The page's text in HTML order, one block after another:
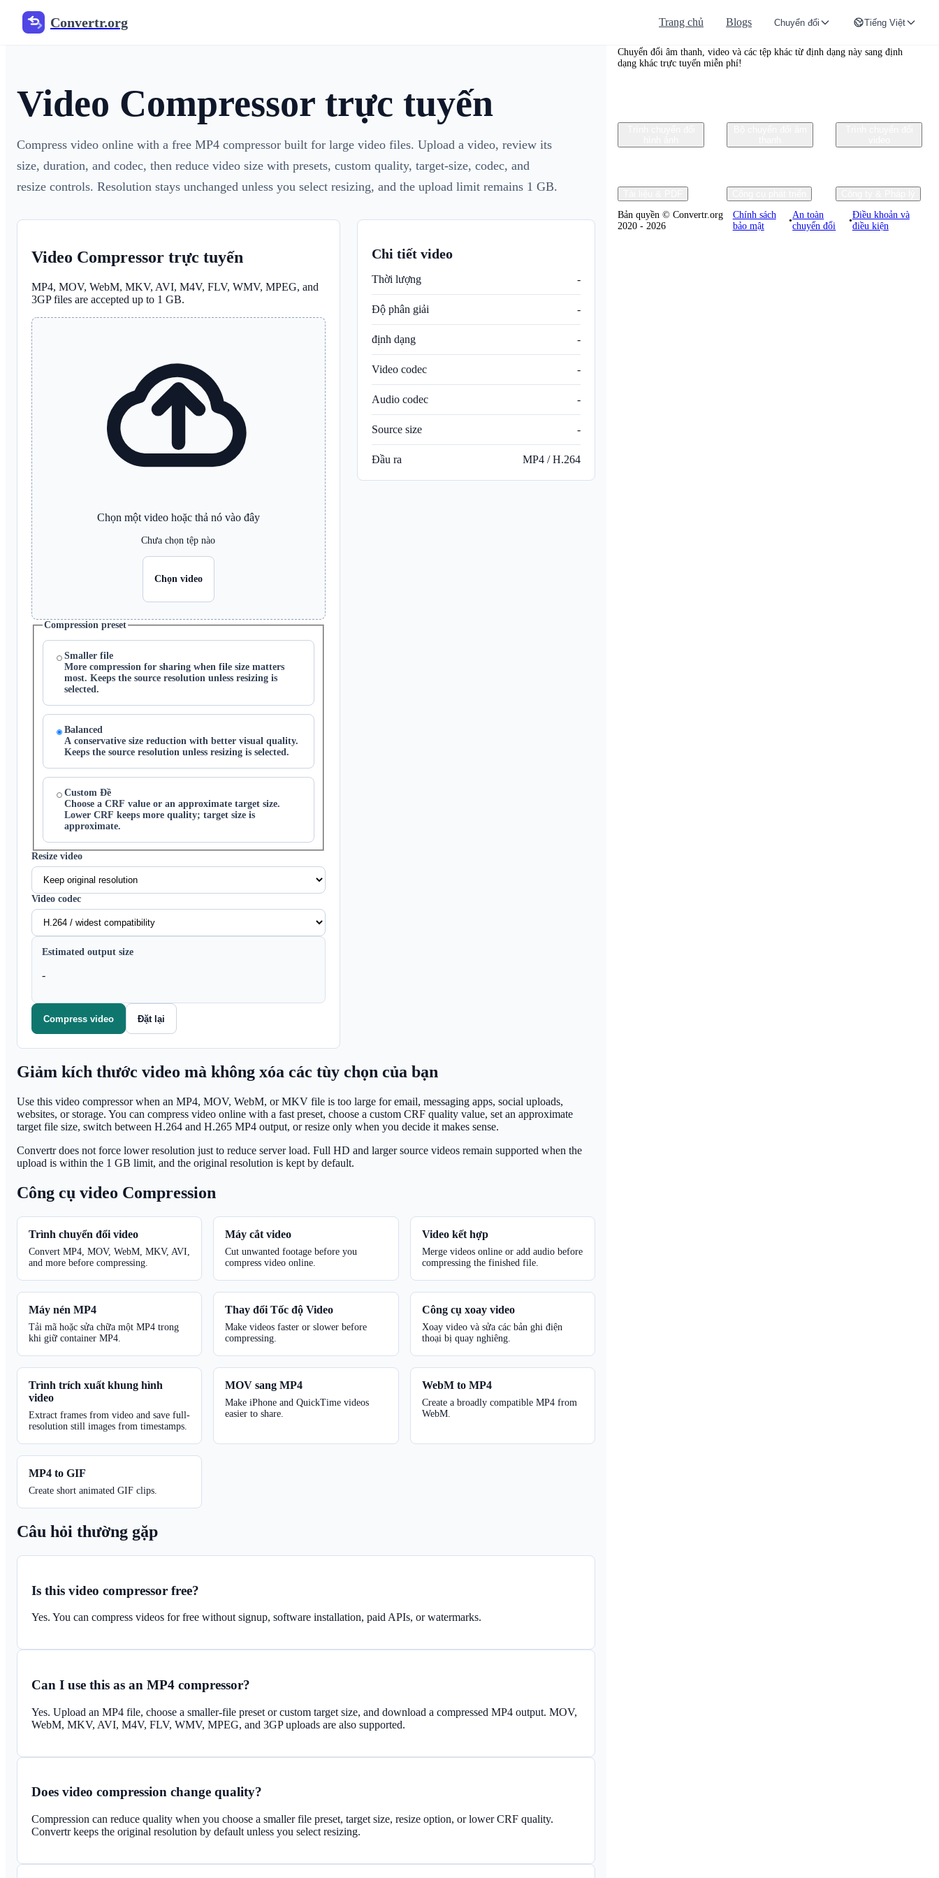
Convertr.org Trang chủ Blogs Chuyển đổi Tiếng Việt
Video Compressor trực tuyến
Compress video online with a free MP4 compressor built for large video files. Upload a video, review its
size, duration, and codec, then reduce video size with presets, custom quality, target-size, codec, and
resize controls. Resolution stays unchanged unless you select resizing, and the upload limit remains 1 GB.
Video Compressor trực tuyến
MP4, MOV, WebM, MKV, AVI, M4V, FLV, WMV, MPEG, and
3GP files are accepted up to 1 GB.
Chọn một video hoặc thả nó vào đây
Chưa chọn tệp nào
Chọn video
Compression preset
Smaller file
More compression for sharing when file size matters
most. Keeps the source resolution unless resizing is
selected.
Balanced
A conservative size reduction with better visual quality.
Keeps the source resolution unless resizing is selected.
Custom Đề
Choose a CRF value or an approximate target size.
Lower CRF keeps more quality; target size is
approximate.
Resize video
Video codec
Estimated output size
-
Compress video Đặt lại
Chi tiết video
Thời lượng -
Độ phân giải -
định dạng -
Video codec -
Audio codec -
Source size -
Đầu ra MP4 / H.264
Giảm kích thước video mà không xóa các tùy chọn của bạn
Use this video compressor when an MP4, MOV, WebM, or MKV file is too large for email, messaging apps, social uploads,
websites, or storage. You can compress video online with a fast preset, choose a custom CRF quality value, set an approximate
target file size, switch between H.264 and H.265 MP4 output, or resize only when you decide it makes sense.
Convertr does not force lower resolution just to reduce server load. Full HD and larger source videos remain supported when the
upload is within the 1 GB limit, and the original resolution is kept by default.
Công cụ video Compression
Trình chuyển đổi video
Convert MP4, MOV, WebM, MKV, AVI,
and more before compressing.
Máy cắt video
Cut unwanted footage before you
compress video online.
Video kết hợp
Merge videos online or add audio before
compressing the finished file.
Máy nén MP4
Tải mã hoặc sửa chữa một MP4 trong
khi giữ container MP4.
Thay đổi Tốc độ Video
Make videos faster or slower before
compressing.
Công cụ xoay video
Xoay video và sửa các bản ghi điện
thoại bị quay nghiêng.
Trình trích xuất khung hình
video
Extract frames from video and save full-
resolution still images from timestamps.
MOV sang MP4
Make iPhone and QuickTime videos
easier to share.
WebM to MP4
Create a broadly compatible MP4 from
WebM.
MP4 to GIF
Create short animated GIF clips.
Câu hỏi thường gặp
Is this video compressor free?
Yes. You can compress videos for free without signup, software installation, paid APIs, or watermarks.
Can I use this as an MP4 compressor?
Yes. Upload an MP4 file, choose a smaller-file preset or custom target size, and download a compressed MP4 output. MOV,
WebM, MKV, AVI, M4V, FLV, WMV, MPEG, and 3GP uploads are also supported.
Does video compression change quality?
Compression can reduce quality when you choose a smaller file preset, target size, resize option, or lower CRF quality.
Convertr keeps the original resolution by default unless you select resizing.
Convertr.org
Chuyển đổi âm thanh, video và các tệp khác từ định dạng này sang định
dạng khác trực tuyến miễn phí!
Bản quyền © Convertr.org
2020 - 2026
Chính sách
bảo mật
•
An toàn
chuyển đổi
•
Điều khoản và
điều kiện